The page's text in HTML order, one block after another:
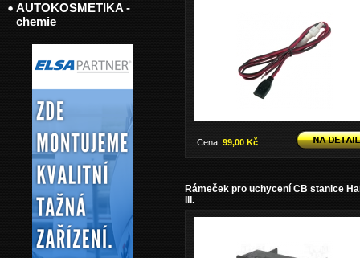
Cena: 99,00 Kč
Rámeček pro uchycení CB stanice
III.
AUTOKOSMETIKA -
chemie